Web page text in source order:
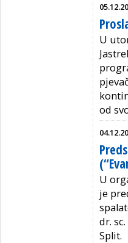
U
od
U
je
dr.
Split.